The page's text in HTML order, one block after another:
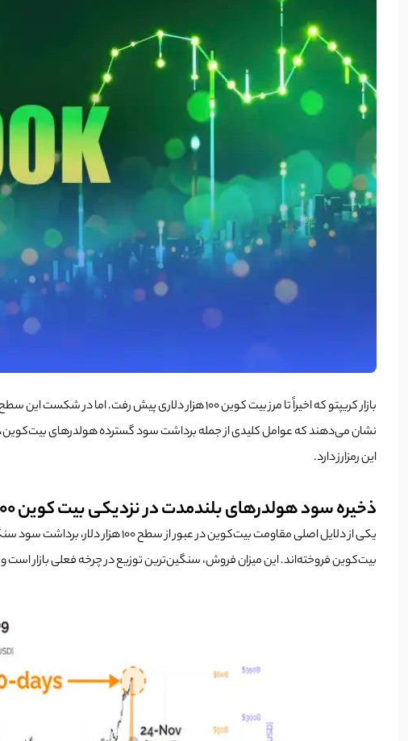
بازار کریپتو که اخیراً تا مرز بیت کوین ۱۰۰ هزار دلاری پیش رفت. اما در شکست این سطح کلیدی
این رمزارز دارد.
ذخیره سود هولدرهای بلندمدت در نزدیکی بیت کوین ۱۰۰ هزار دلاری!
بیت‌کوین فروخته‌اند. این میزان فروش، سنگین‌ترین توزیع در چرخه فعلی بازار است و ۲۱ درصد از کل توزیع دارندگان بلندمدت پس از سقوط صرافی FTX را شامل می‌شود.